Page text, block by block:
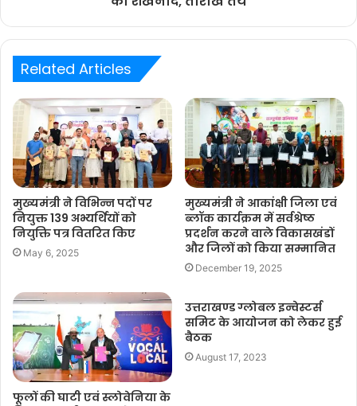
Related Articles
मुख्यमंत्री ने विभिन्न पदों पर
नियुक्त 139 अभ्यर्थियों को
नियुक्ति पत्र वितरित किए
May 6, 2025
मुख्यमंत्री ने आकांक्षी जिला एवं
ब्लॉक कार्यक्रम में सर्वश्रेष्ठ
प्रदर्शन करने वाले विकासखंडों
और जिलों को किया सम्मानित
December 19, 2025
फूलों की घाटी एवं स्लोवेनिया के
उत्तराखण्ड ग्लोबल इन्वेस्टर्स
समिट के आयोजन को लेकर हुई
बैठक
August 17, 2023